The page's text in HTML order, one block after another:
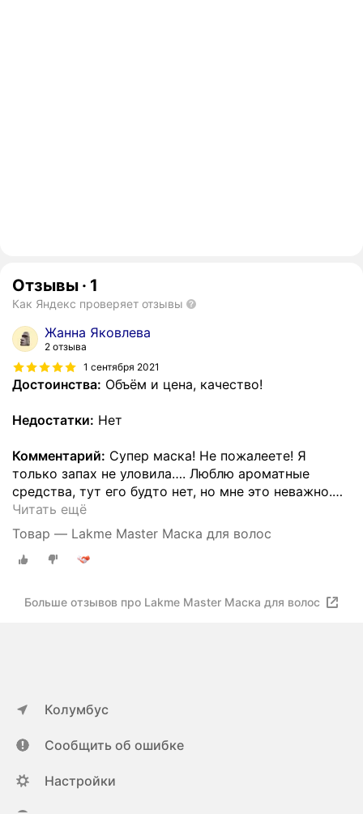
Отзывы · 1
Как Яндекс проверяет отзывы
Жанна Яковлева
2 отзыва
1 сентября 2021
Достоинства: Объём и цена, качество!
Недостатки: Нет
Комментарий: Супер маска! Не пожалеете! Я
только запах не уловила…. Люблю ароматные
средства, тут его будто нет, но мне это неважно.…
Читать ещё
Товар — Lakme Master Маска для волос
Больше отзывов про Lakme Master Маска для волос
Колумбус
Сообщить об ошибке
Настройки